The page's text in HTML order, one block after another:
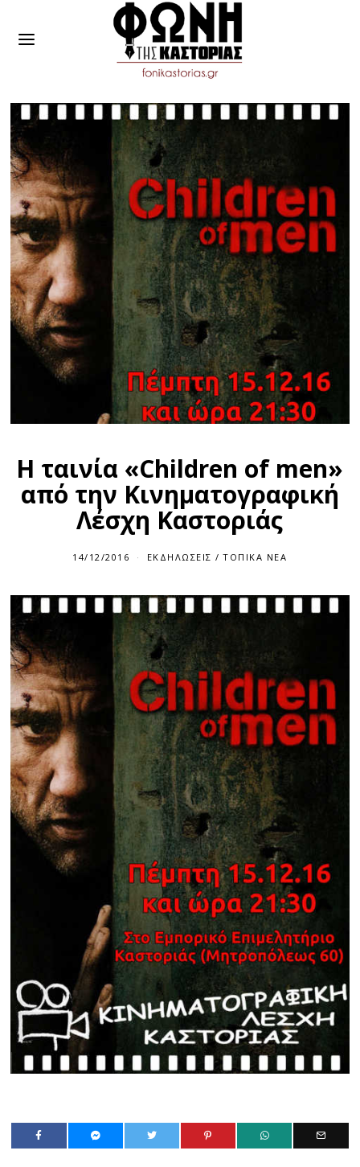
Η ταινία «Children of men»
από την Κινηματογραφική
Λέσχη Καστοριάς
14/12/2016 ΕΚΔΗΛΏΣΕΙΣ / ΤΟΠΙΚΆ ΝΈΑ